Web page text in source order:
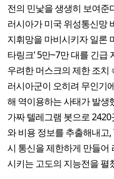
전의 민낯을 생생히 보여준
러시아가 미국 위성통신망
지휘망을 마비시키자 일론
타링크' 5만~7만 대를 긴급
우려한 머스크의 제한 조치
러시아군이 오히려 무인기
해 역이용하는 사태가 발생
가짜 텔레그램 봇으로
와 비용 정보를 추출해내
시 통신을 제한하게 만들어
시키는 고도의 지능전을 펼